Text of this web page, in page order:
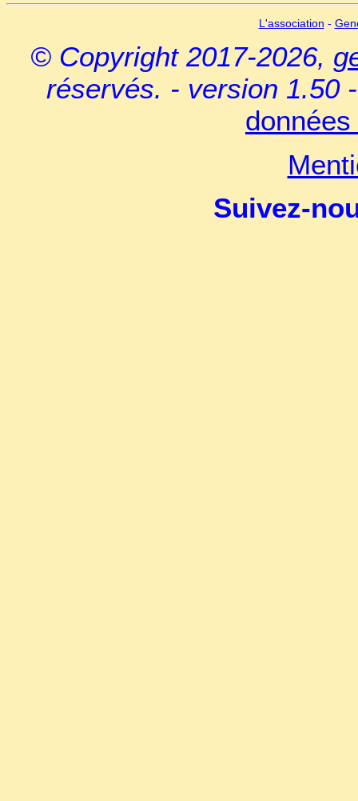
L'association -
© Copyright 2017-2026,
réservés. - version 1.50
Suivez-